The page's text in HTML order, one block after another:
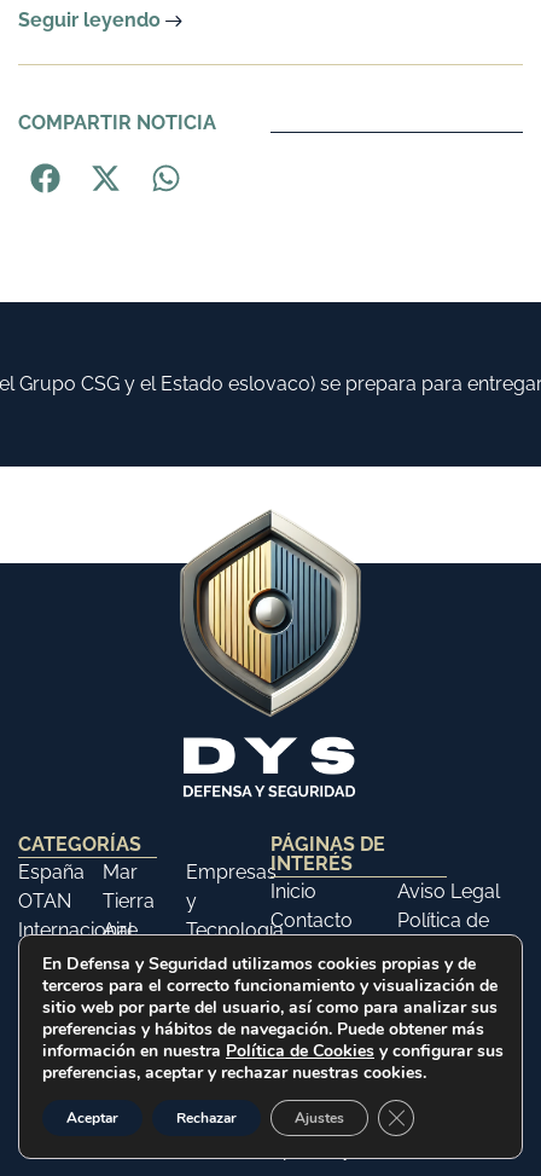
Seguir leyendo
COMPARTIR NOTICIA
CSG y el Estado eslovaco) se prepara para
CATEGORÍAS
España
OTAN
Internacional
Opinión
Mar
Tierra
Aire
Libros
Empresas
y
Tecnología
Ferias y
Eventos
Historia
PÁGINAS DE
INTERÉS
Inicio
Contacto
Aviso Legal
Política de
Política de
Cookies
2025 © Defensa y Seguridad. Todos los derechos
reservados
En Defensa y Seguridad utilizamos cookies propias y de
terceros para el correcto funcionamiento y visualización de
sitio web por parte del usuario, así como para analizar sus
preferencias y hábitos de navegación. Puede obtener más
información en nuestra Política de Cookies y configurar sus
preferencias, aceptar y rechazar nuestras cookies.
Aceptar Rechazar Ajustes Cerrar el banner